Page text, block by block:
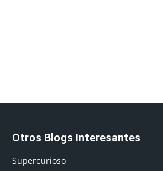
Otros Blogs Interesantes
Supercurioso